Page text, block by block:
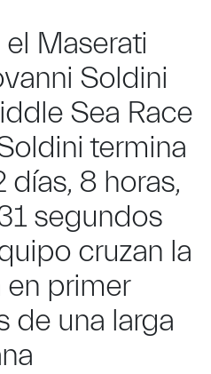
Maserati
Soldini
Sea Race
termina
días, 8 horas,
segundos
cruzan la
primer
de una larga